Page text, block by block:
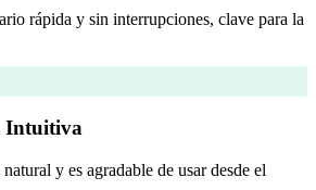
rápida y sin interrupciones, clave para la
Intuitiva
y es agradable de usar desde el